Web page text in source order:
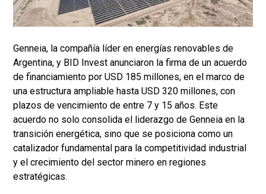
Genneia, la compañía líder en energías renovables de
Argentina, y BID Invest anunciaron la firma de un acuerdo
de financiamiento por USD 185 millones, en el marco de
una estructura ampliable hasta USD 320 millones, con
plazos de vencimiento de entre 7 y 15 años. Este
acuerdo no solo consolida el liderazgo de Genneia en la
transición energética, sino que se posiciona como un
catalizador fundamental para la competitividad industrial
y el crecimiento del sector minero en regiones
estratégicas.